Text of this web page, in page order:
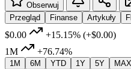
Obserwuj
Przegląd
Finanse Artykuły
$0.00 +15.15% (+$0.00)
1M
+76.74%
1M 6M YTD 1Y 5Y MAX